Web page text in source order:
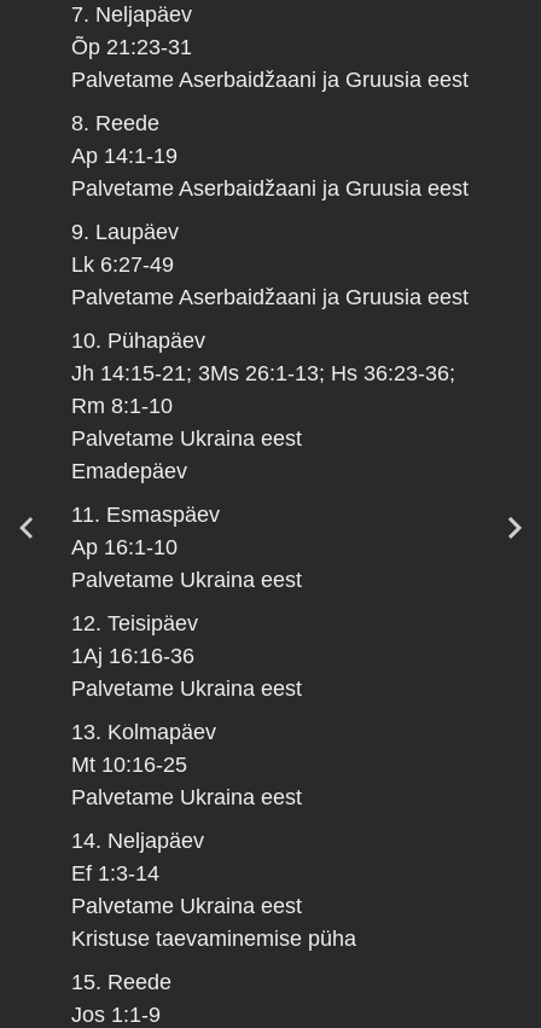
7. Neljapäev
Õp 21:23-31
Palvetame Aserbaidžaani ja Gruusia eest
8. Reede
Ap 14:1-19
Palvetame Aserbaidžaani ja Gruusia eest
9. Laupäev
Lk 6:27-49
Palvetame Aserbaidžaani ja Gruusia eest
10. Pühapäev
Jh 14:15-21; 3Ms 26:1-13; Hs 36:23-36;
Rm 8:1-10
Palvetame Ukraina eest
Emadepäev
11. Esmaspäev
Ap 16:1-10
Palvetame Ukraina eest
12. Teisipäev
1Aj 16:16-36
Palvetame Ukraina eest
13. Kolmapäev
Mt 10:16-25
Palvetame Ukraina eest
14. Neljapäev
Ef 1:3-14
Palvetame Ukraina eest
Kristuse taevaminemise püha
15. Reede
Jos 1:1-9